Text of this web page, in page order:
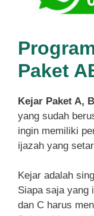
Paket
Kejar Paket A,
yang sudah
ingin memiliki
ijazah yang
Kejar adalah
Siapa saja yang
dan C harus